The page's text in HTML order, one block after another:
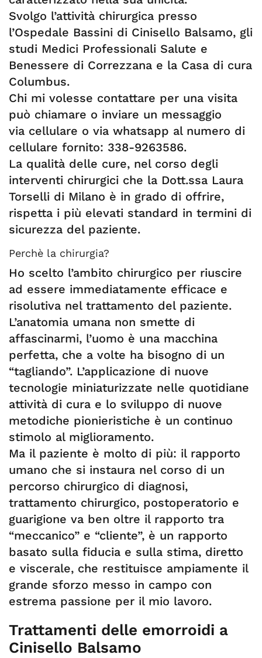
Svolgo l’attività chirurgica presso
l’Ospedale Bassini di Cinisello Balsamo, gli
studi Medici Professionali Salute e
Benessere di Correzzana e la Casa di cura
Columbus.
Chi mi volesse contattare per una visita
può chiamare o inviare un messaggio
via cellulare o via whatsapp al numero di
cellulare fornito: 338-9263586.
La qualità delle cure, nel corso degli
interventi chirurgici che la Dott.ssa Laura
Torselli di Milano è in grado di offrire,
rispetta i più elevati standard in termini di
sicurezza del paziente.
Perchè la chirurgia?
Ho scelto l’ambito chirurgico per riuscire
ad essere immediatamente efficace e
risolutiva nel trattamento del paziente.
L’anatomia umana non smette di
affascinarmi, l’uomo è una macchina
perfetta, che a volte ha bisogno di un
“tagliando”. L’applicazione di nuove
tecnologie miniaturizzate nelle quotidiane
attività di cura e lo sviluppo di nuove
metodiche pionieristiche è un continuo
stimolo al miglioramento.
Ma il paziente è molto di più: il rapporto
umano che si instaura nel corso di un
percorso chirurgico di diagnosi,
trattamento chirurgico, postoperatorio e
guarigione va ben oltre il rapporto tra
“meccanico” e “cliente”, è un rapporto
basato sulla fiducia e sulla stima, diretto
e viscerale, che restituisce ampiamente il
grande sforzo messo in campo con
estrema passione per il mio lavoro.
Trattamenti delle emorroidi a
Cinisello Balsamo